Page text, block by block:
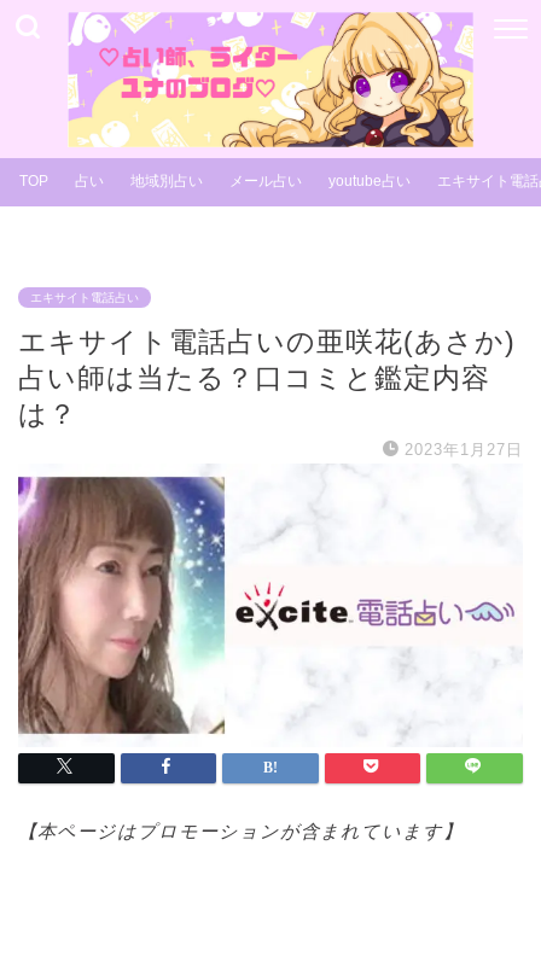
TOP 占い 地域別占い メール占い youtube占い エキサイト電
エキサイト電話占い
エキサイト電話占いの亜咲花(あさか)
占い師は当たる？口コミと鑑定内容
は？
2023年1月27日
【本ページはプロモーションが含まれています】